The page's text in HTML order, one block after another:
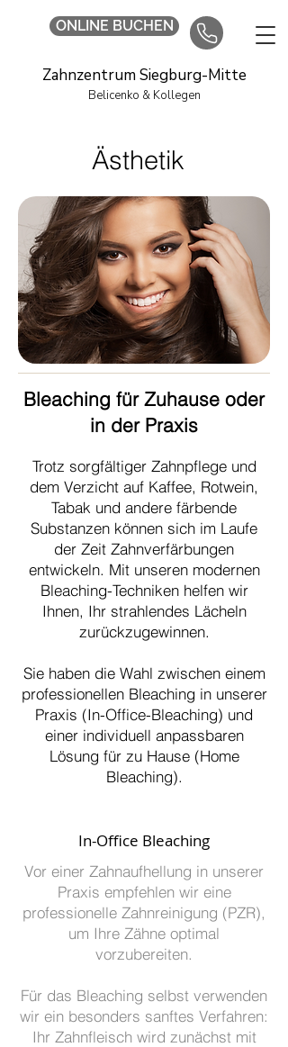
Zahnzentrum Siegburg-Mitte
Belicenko & Kollegen
ONLINE BUCHEN
Ästhetik
Bleaching für Zuhause oder
in der Praxis
Trotz sorgfältiger Zahnpflege und
dem Verzicht auf Kaffee, Rotwein,
Tabak und andere färbende
Substanzen können sich im Laufe
der Zeit Zahnverfärbungen
entwickeln. Mit unseren modernen
Bleaching-Techniken helfen wir
Ihnen, Ihr strahlendes Lächeln
zurückzugewinnen.
Sie haben die Wahl zwischen einem
professionellen Bleaching in unserer
Praxis (In-Office-Bleaching) und
einer individuell anpassbaren
Lösung für zu Hause (Home
Bleaching).
In-Office Bleaching
Vor einer Zahnaufhellung in unserer
Praxis empfehlen wir eine
professionelle Zahnreinigung (PZR),
um Ihre Zähne optimal
vorzubereiten.
Für das Bleaching selbst verwenden
wir ein besonders sanftes Verfahren:
Ihr Zahnfleisch wird zunächst mit